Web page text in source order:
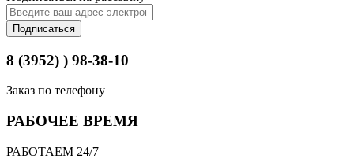
Подписаться
8 (3952) ) 98-38-10
Заказ по телефону
РАБОЧЕЕ ВРЕМЯ
РАБОТАЕМ 24/7